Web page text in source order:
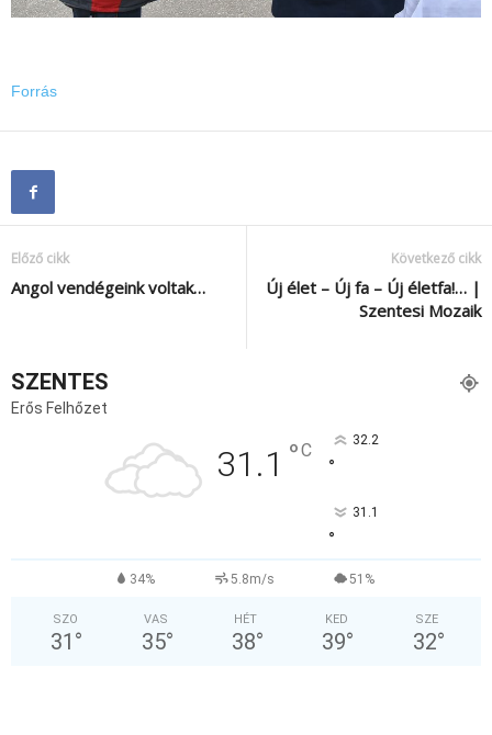
Forrás
Előző cikk
Angol vendégeink voltak…
Következő cikk
Új élet – Új fa – Új életfa!… |
Szentesi Mozaik
SZENTES
Erős Felhőzet
31.1 °C 32.2
°
31.1
°
34% 5.8m/s 51%
SZO
31 °
VAS
35°
HÉT
38°
KED
39°
SZE
32°